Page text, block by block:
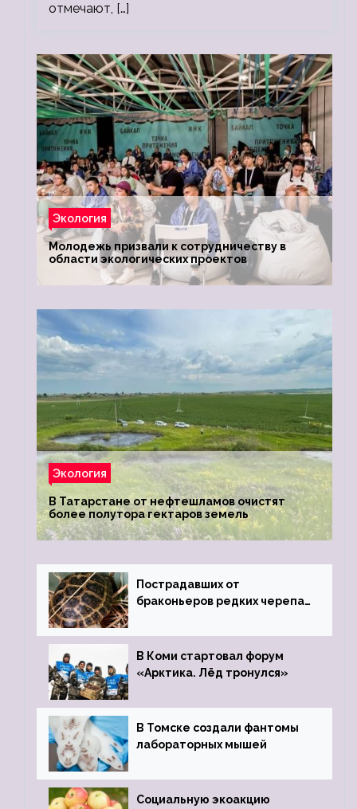
отмечают, […]
Экология
Молодежь призвали к сотрудничеству в
области экологических проектов
Экология
В Татарстане от нефтешламов очистят
более полутора гектаров земель
Пострадавших от
браконьеров редких черепах
зоопарк
В Коми стартовал форум
«Арктика. Лёд тронулся»
В Томске создали фантомы
лабораторных мышей
Социальную экоакцию